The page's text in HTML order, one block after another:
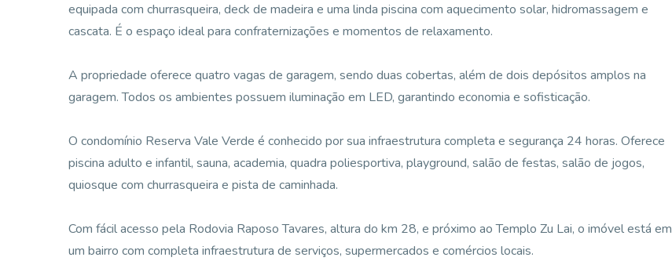
equipada com churrasqueira, deck de madeira e uma linda piscina com aquecimento solar, hidromassagem e
cascata. É o espaço ideal para confraternizações e momentos de relaxamento.
A propriedade oferece quatro vagas de garagem, sendo duas cobertas, além de dois depósitos amplos na
garagem. Todos os ambientes possuem iluminação em LED, garantindo economia e sofisticação.
O condomínio Reserva Vale Verde é conhecido por sua infraestrutura completa e segurança 24 horas. Oferece
piscina adulto e infantil, sauna, academia, quadra poliesportiva, playground, salão de festas, salão de jogos,
quiosque com churrasqueira e pista de caminhada.
Com fácil acesso pela Rodovia Raposo Tavares, altura do km 28, e próximo ao Templo Zu Lai, o imóvel está em
um bairro com completa infraestrutura de serviços, supermercados e comércios locais.